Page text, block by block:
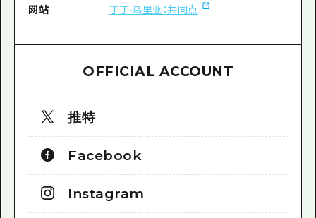
网站 丁丁·乌里亚：共同点
OFFICIAL ACCOUNT
推特
Facebook
Instagram